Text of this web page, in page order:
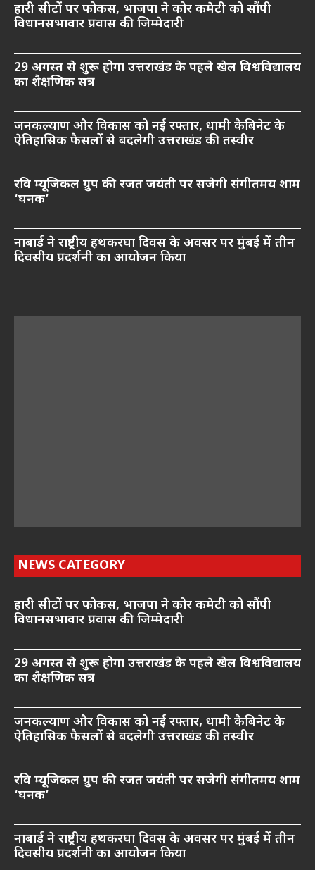
हारी सीटों पर फोकस, भाजपा ने कोर कमेटी को सौंपी
विधानसभावार प्रवास की जिम्मेदारी
29 अगस्त से शुरू होगा उत्तराखंड के पहले खेल विश्वविद्यालय
का शैक्षणिक सत्र
जनकल्याण और विकास को नई रफ्तार, धामी कैबिनेट के
ऐतिहासिक फैसलों से बदलेगी उत्तराखंड की तस्वीर
रवि म्यूजिकल ग्रुप की रजत जयंती पर सजेगी संगीतमय शाम
‘घनक’
नाबार्ड ने राष्ट्रीय हथकरघा दिवस के अवसर पर मुंबई में तीन
दिवसीय प्रदर्शनी का आयोजन किया
NEWS CATEGORY
हारी सीटों पर फोकस, भाजपा ने कोर कमेटी को सौंपी
विधानसभावार प्रवास की जिम्मेदारी
29 अगस्त से शुरू होगा उत्तराखंड के पहले खेल विश्वविद्यालय
का शैक्षणिक सत्र
जनकल्याण और विकास को नई रफ्तार, धामी कैबिनेट के
ऐतिहासिक फैसलों से बदलेगी उत्तराखंड की तस्वीर
रवि म्यूजिकल ग्रुप की रजत जयंती पर सजेगी संगीतमय शाम
‘घनक’
नाबार्ड ने राष्ट्रीय हथकरघा दिवस के अवसर पर मुंबई में तीन
दिवसीय प्रदर्शनी का आयोजन किया